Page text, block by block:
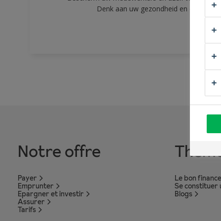
Denk aan uw gezondheid en die van
Notre offre
Payer
Emprunter
Epargner et investir
Assurer
Tarifs
Le bon
Se constituer
Blogs